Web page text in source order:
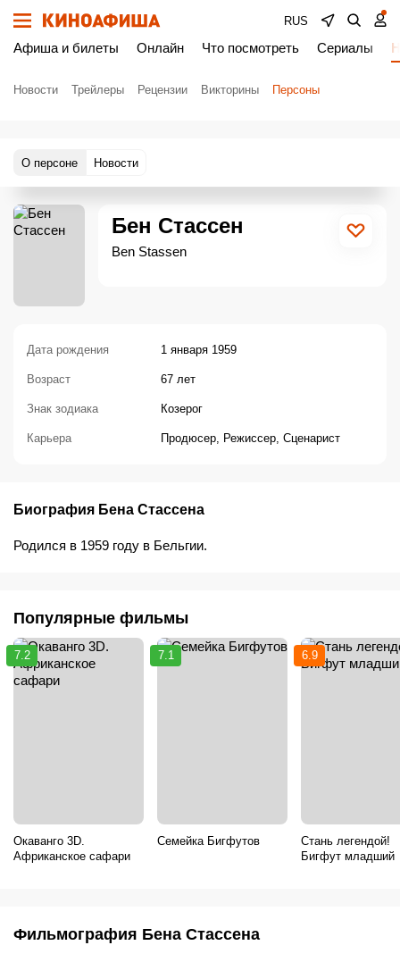
RUS
Афиша и билеты Онлайн Что посмотреть Сериалы
Новости Трейлеры Рецензии Викторины Персоны
О персоне Новости
Бен Стассен
Ben Stassen
Дата рождения 1 января 1959
Возраст 67 лет
Знак зодиака Козерог
Карьера Продюсер, Режиссер, Сценарист
Биография Бена Стассена
Родился в 1959 году в Бельгии.
Популярные фильмы
7.2
Окаванго 3D.
Африканское сафари
7.1
Семейка Бигфутов
6.9
Стань легендой!
Бигфут младший
Фильмография Бена Стассена